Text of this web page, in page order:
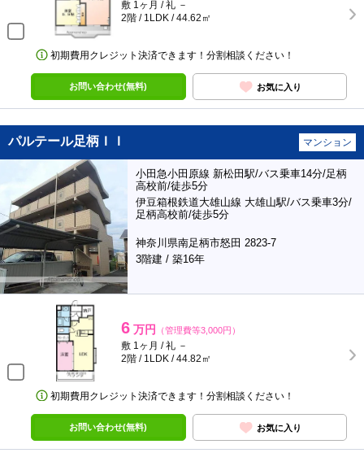
敷 1ヶ月 / 礼 －
2階 / 1LDK / 44.62㎡
初期費用クレジット決済できます！分割相談ください！
お問い合わせ(無料) お気に入り
パルテール足柄ＩＩ マンション
小田急小田原線 新松田駅/バス乗車14分/足柄
高校前/徒歩5分
伊豆箱根鉄道大雄山線 大雄山駅/バス乗車3分/
足柄高校前/徒歩5分
神奈川県南足柄市怒田 2823-7
3階建 / 築16年
6 万円 （管理費等3,000円）
敷 1ヶ月 / 礼 －
2階 / 1LDK / 44.82㎡
初期費用クレジット決済できます！分割相談ください！
お問い合わせ(無料) お気に入り